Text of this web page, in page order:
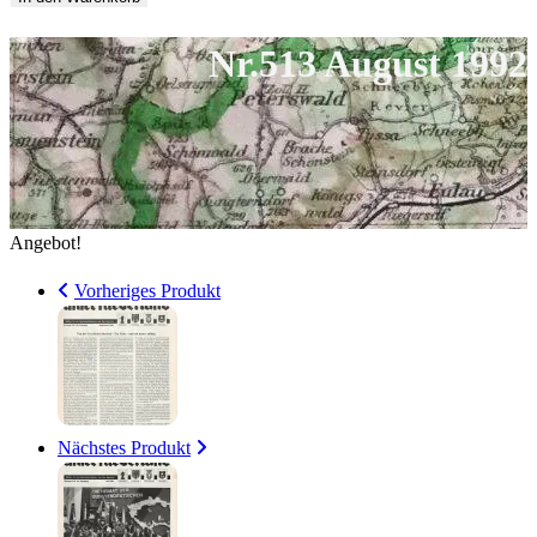
4,00 €1,18 €.
Menge
Nr.513 August 1992
Angebot!
Vorheriges Produkt
Nächstes Produkt